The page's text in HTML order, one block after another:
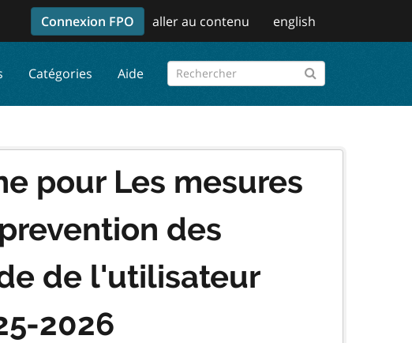
Connexion FPO aller au contenu english
Catégories Aide
pour Les mesures
des
de l'utilisateur
2026